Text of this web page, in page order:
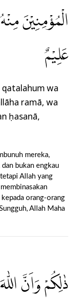
الْمُؤْمِنِيْنَ
عَلِيْمٌ
qatalahum wa
ramā, wa
ḥasanā,
mereka,
bukan engkau
Allah yang
orang-orang
Allah Maha
ذٰلِكُمْ وَاَنَّ